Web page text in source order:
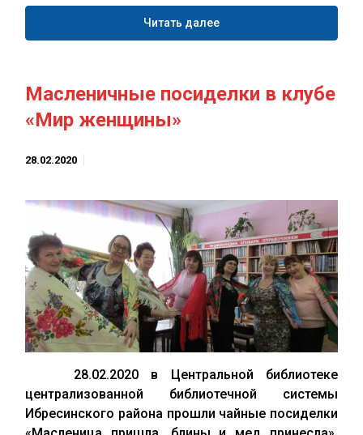
Читать далее
Масленичные посиделки в клубе
«Мир женщины»
28.02.2020
28.02.2020 в Центральной библиотеке
централизованной библиотечной системы
Ибресинского района прошли чайные посиделки